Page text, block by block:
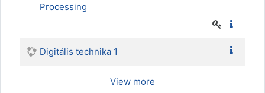
Processing
Digitális technika 1
View more